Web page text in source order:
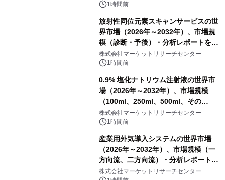
1時間前
放射性同位元素スキャンサービスの世
界市場（2026年～2032年）、市場規
模（診断・予後）・分析レポートを発
表
株式会社マーケットリサーチセンター
1時間前
0.9% 塩化ナトリウム注射液の世界市
場（2026年～2032年）、市場規模
（100ml、250ml、500ml、その
他）・分析レポートを発表
株式会社マーケットリサーチセンター
1時間前
産業用外気導入システムの世界市場
（2026年～2032年）、市場規模（一
方向流、二方向流）・分析レポートを
発表
株式会社マーケットリサーチセンター